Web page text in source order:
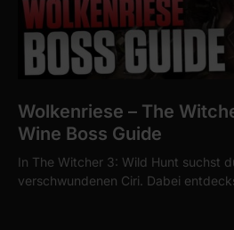
Wolkenriese – The
Wine Boss Guide
In The Witcher 3: Wild Hunt suchst
verschwundenen Ciri. Dabei